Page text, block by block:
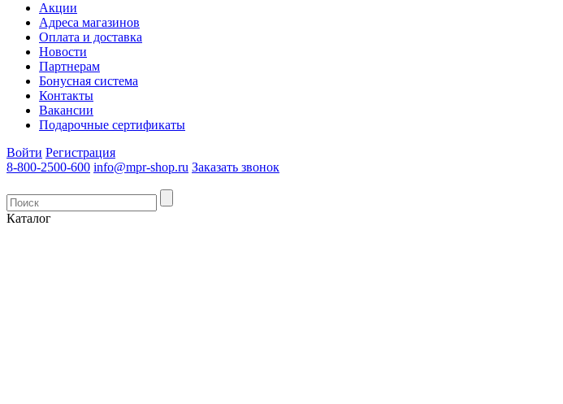
Акции
Адреса магазинов
Оплата и доставка
Новости
Партнерам
Бонусная система
Контакты
Вакансии
Подарочные сертификаты
Войти Регистрация
8-800-2500-600 info@mpr-shop.ru Заказать звонок
Каталог